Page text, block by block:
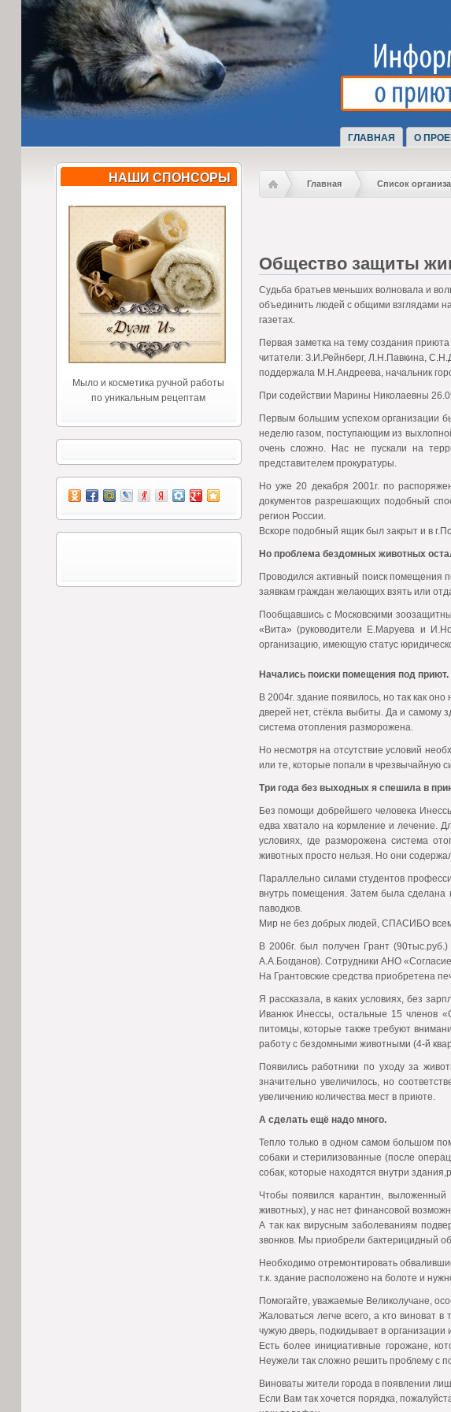
ГЛАВНАЯ О
НАШИ СПОНСОРЫ
Мыло и косметика ручной работы
по уникальным рецептам
Главная Список
Общество защиты
Судьба братьев меньших волновала и
объединить людей с общими взглядами
газетах.
Первая заметка на тему создания
читатели: З.И.Рейнберг, Л.Н.Павкина,
поддержала М.Н.Андреева, начальник
При содействии Марины Николаевны
Первым большим успехом организации
неделю газом, поступающим из
очень сложно. Нас не пускали на
представителем прокуратуры.
Но уже 20 декабря 2001г. по
документов разрешающих подобный
регион России.
Вскоре подобный ящик был закрыт и в
Но проблема бездомных животных
Проводился активный поиск помещения
заявкам граждан желающих взять или
Пообщавшись с Московскими
«Вита» (руководители Е.Маруева и
организацию, имеющую статус
Начались поиски помещения под приют.
В 2004г. здание появилось, но так как
дверей нет, стёкла выбиты. Да и самому
система отопления разморожена.
Но несмотря на отсутствие условий
или те, которые попали в чрезвычайную
Три года без выходных я спешила в
Без помощи добрейшего человека
едва хватало на кормление и лечение.
условиях, где разморожена система
животных просто нельзя. Но они
Параллельно силами студентов
внутрь помещения. Затем была сделана
паводков.
Мир не без добрых людей, СПАСИБО
В 2006г. был получен Грант
А.А.Богданов). Сотрудники АНО
На Грантовские средства приобретена
Я рассказала, в каких условиях, без
Иванюк Инессы, остальные 15 членов
питомцы, которые также требуют
работу с бездомными животными (4-й
Появились работники по уходу за
значительно увеличилось, но
увеличению количества мест в приюте.
А сделать ещё надо много.
Тепло только в одном самом большом
собаки и стерилизованные (после
собак, которые находятся внутри
Чтобы появился карантин,
животных), у нас нет финансовой
А так как вирусным заболеваниям
звонков. Мы приобрели бактерицидный
Необходимо отремонтировать
т.к. здание расположено на болоте и
Помогайте, уважаемые Великолучане,
Жаловаться легче всего, а кто виноват
чужую дверь, подкидывает в организации
Есть более инициативные горожане,
Неужели так сложно решить проблему с
Виноваты жители города в появлении
Если Вам так хочется порядка,